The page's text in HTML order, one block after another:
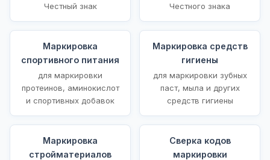
Честный знак
Честного знака
Маркировка
спортивного питания
для маркировки
протеинов, аминокислот
и спортивных добавок
Маркировка средств
гигиены
для маркировки зубных
паст, мыла и других
средств гигиены
Маркировка
стройматериалов
Сверка кодов
маркировки